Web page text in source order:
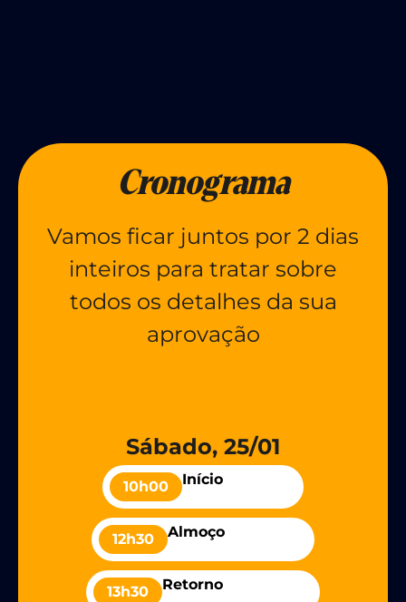
Cronograma
Vamos ficar juntos por 2 dias
inteiros para tratar sobre
todos os detalhes da sua
aprovação
Sábado, 25/01
10h00 Início
12h30 Almoço
13h30 Retorno